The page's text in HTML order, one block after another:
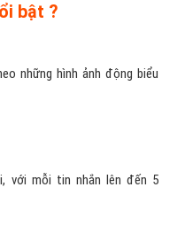
bật ?
những hình ảnh động biểu
với mỗi tin nhắn lên đến 5